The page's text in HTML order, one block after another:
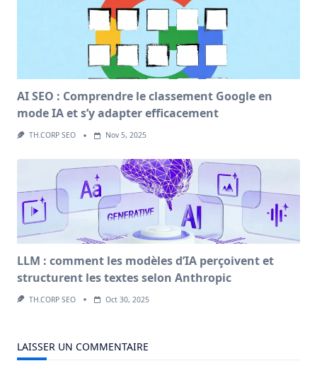
AI SEO : Comprendre le classement Google en
mode IA et s’y adapter efficacement
TH.CORP SEO Nov 5, 2025
LLM : comment les modèles d’IA perçoivent et
structurent les textes selon Anthropic
TH.CORP SEO Oct 30, 2025
LAISSER UN COMMENTAIRE